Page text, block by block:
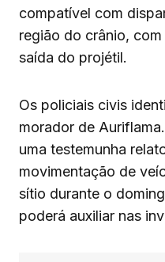
compatível com
região do crânio,
saída do projétil.
Os policiais civis
morador de
uma testemunha
movimentação de
sítio durante o
poderá auxiliar nas